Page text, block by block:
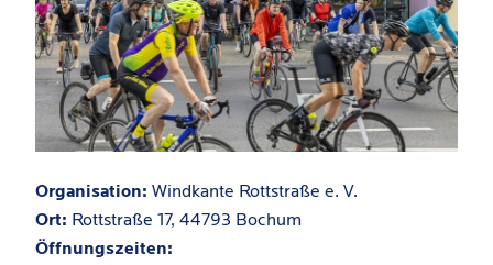
Organisation: Windkante Rottstraße e. V.
Ort: Rottstraße 17, 44793 Bochum
Öffnungszeiten: